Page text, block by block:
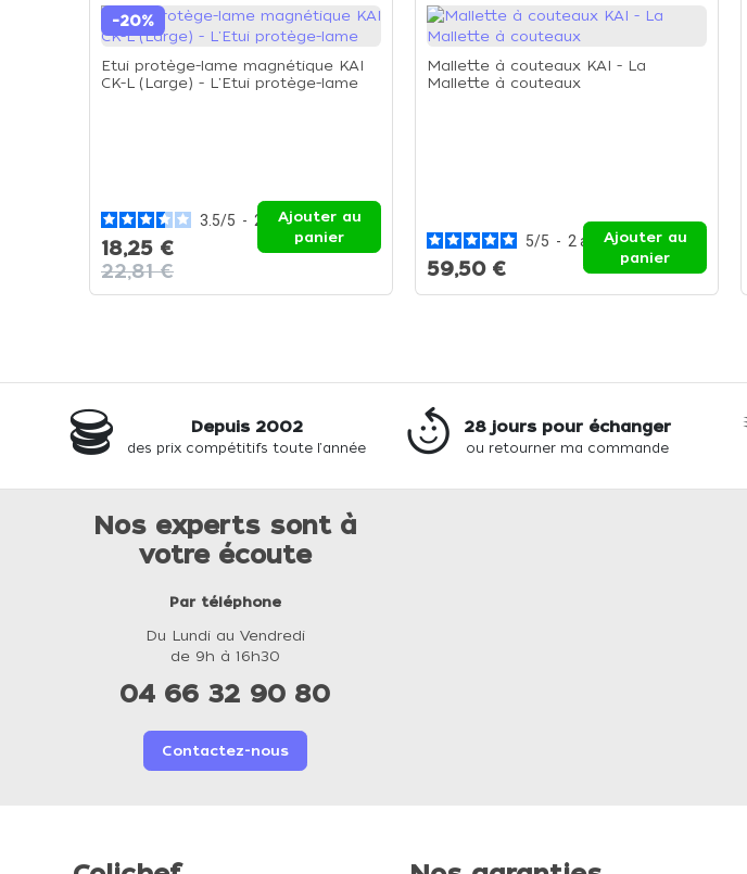
-20%
Etui protège-lame magnétique KAI
CK-L (Large) - L'Etui protège-lame
3.5/5 - 2 avis
18,25 €
22,81 €
Ajouter au
panier
Mallette à couteaux KAI - La
Mallette à couteaux
5/5 - 2avis
59,50 €
Ajouter au
panier
Depuis 2002
des prix compétitifs toute l'année
28 jours pour échanger
ou retourner ma commande
Nos experts sont à
votre écoute
Par téléphone
Du Lundi au Vendredi
de 9h à 16h30
04 66 32 90 80
Contactez-nous